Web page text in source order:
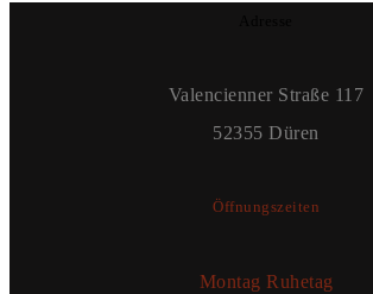
Valencienner Straße 117
52355 Düren
Öffnungszeiten
Montag Ruhetag